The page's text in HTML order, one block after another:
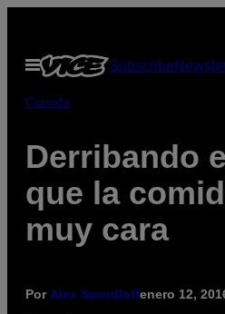
contenido
Abrir
Menú
Subscribe
Comida
Derribando
que la
muy cara
Por Alex Swerdloffenero 12,